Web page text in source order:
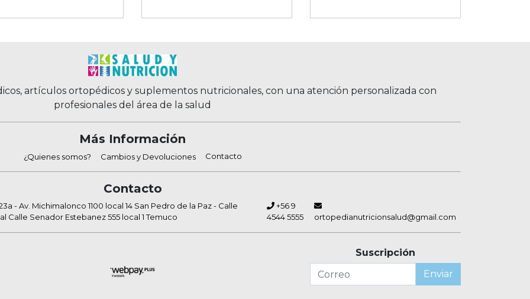
artículos ortopédicos y suplementos nutricionales, con una atención personalizada con
profesionales del área de la salud
Más Información
¿Quienes somos? Cambios y Devoluciones Contacto
Contacto
- Av. Michimalonco 1100 local 14 San Pedro de la Paz - Calle
Calle Senador Estebanez 555 local 1 Temuco
+56 9
4544 5555
ortopedianutricionsalud@gmail.com
Suscripción
Enviar